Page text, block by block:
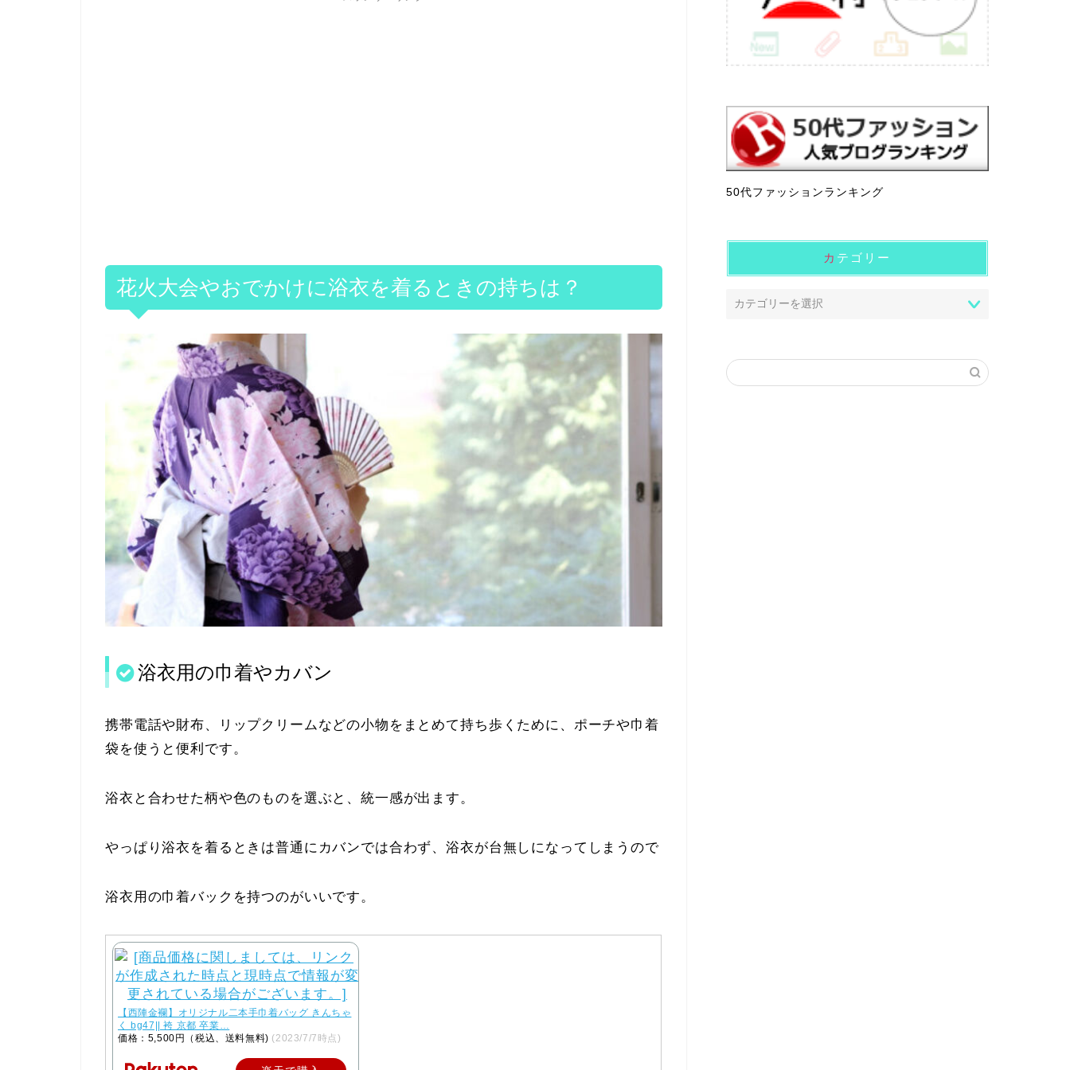
花火大会やおでかけに浴衣を着るときの持ちは？
浴衣用の巾着やカバン
携帯電話や財布、リップクリームなどの小物をまとめて持ち歩くために、ポーチや巾着
袋を使うと便利です。
浴衣と合わせた柄や色のものを選ぶと、統一感が出ます。
やっぱり浴衣を着るときは普通にカバンでは合わず、浴衣が台無しになってしまうので
浴衣用の巾着バックを持つのがいいです。
【西陣金襴】オリジナル二本手巾着バッグ きんちゃ
く bg47|| 袴 京都 卒業…
価格：5,500円（税込、送料無料) (2023/7/7時点)
50代ファッションランキング
カテゴリー